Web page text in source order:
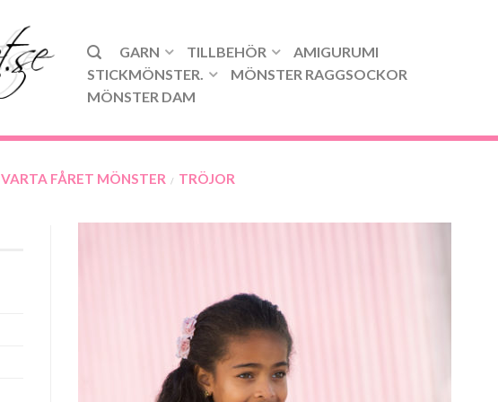
GARN TILLBEHÖR
AMIGURUMI
STICKMÖNSTER.
MÖNSTER RAGGSOCKOR
MÖNSTER DAM
FÅRET MÖNSTER / TRÖJOR